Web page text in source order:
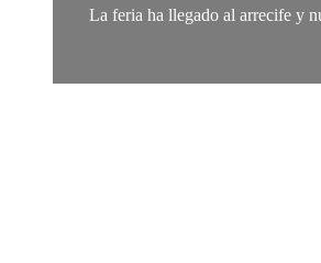
La feria ha llegado al arrecife y